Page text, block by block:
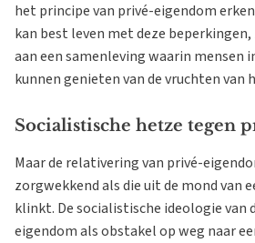
het principe van privé-eigendom
kan best leven met deze
aan een samenleving waarin mensen
kunnen genieten van de vruchten van
Socialistische hetze tegen
Maar de relativering van privé-
zorgwekkend als die uit de mond van
klinkt. De socialistische ideologie van
eigendom als obstakel op weg naar